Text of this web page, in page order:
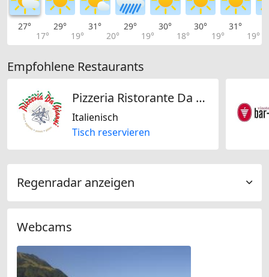
27°
17°
29°
19°
31°
20°
29°
19°
30°
18°
30°
19°
31°
19°
Empfohlene Restaurants
Pizzeria Ristorante Da Gianni
Italienisch
Tisch reservieren
Regenradar anzeigen
Webcams